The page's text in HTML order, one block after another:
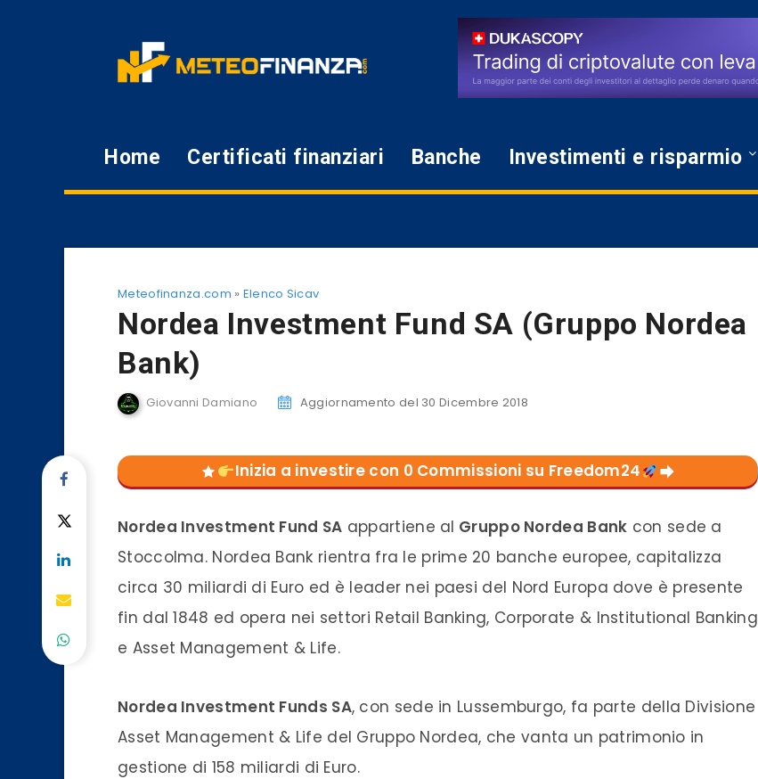
Home Certificati finanziari Banche Investimenti e risparmio
Meteofinanza.com » Elenco Sicav
Nordea Investment Fund SA (Gruppo Nordea
Bank)
Giovanni Damiano Aggiornamento del 30 Dicembre 2018
Inizia a investire con 0 Commissioni su Freedom24
Nordea Investment Fund SA appartiene al Gruppo Nordea Bank con sede a
Stoccolma. Nordea Bank rientra fra le prime 20 banche europee, capitalizza
circa 30 miliardi di Euro ed è leader nei paesi del Nord Europa dove è presente
fin dal 1848 ed opera nei settori Retail Banking, Corporate & Institutional Banking
e Asset Management & Life.
Nordea Investment Funds SA, con sede in Lussemburgo, fa parte della Divisione
Asset Management & Life del Gruppo Nordea, che vanta un patrimonio in
gestione di 158 miliardi di Euro.